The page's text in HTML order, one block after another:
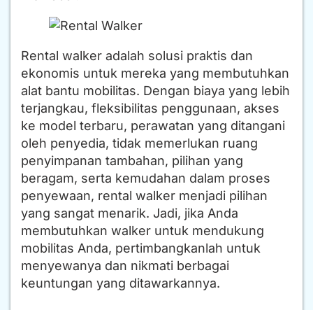
Rental walker adalah solusi praktis dan
ekonomis untuk mereka yang membutuhkan
alat bantu mobilitas. Dengan biaya yang lebih
terjangkau, fleksibilitas penggunaan, akses
ke model terbaru, perawatan yang ditangani
oleh penyedia, tidak memerlukan ruang
penyimpanan tambahan, pilihan yang
beragam, serta kemudahan dalam proses
penyewaan, rental walker menjadi pilihan
yang sangat menarik. Jadi, jika Anda
membutuhkan walker untuk mendukung
mobilitas Anda, pertimbangkanlah untuk
menyewanya dan nikmati berbagai
keuntungan yang ditawarkannya.